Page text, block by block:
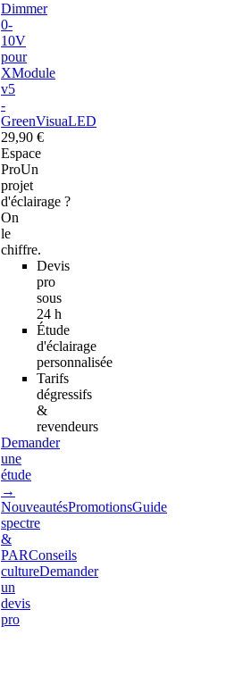
Dimmer
0-
10V
pour
XModule
v5
-
GreenVisuaLED
29,90 €
Espace
ProUn
projet
d'éclairage ?
On
le
chiffre.
Devis
pro
sous
24 h
Étude
d'éclairage
personnalisée
Tarifs
dégressifs
&
revendeurs
Demander
une
étude
→
NouveautésPromotionsGuide
spectre
&
PARConseils
cultureDemander
un
devis
pro